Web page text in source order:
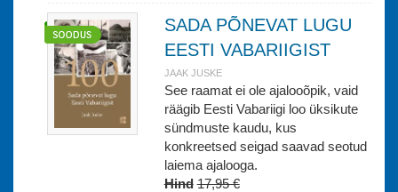
SADA PÕNEVAT LUGU
EESTI VABARIIGIST
JAAK JUSKE
See raamat ei ole ajalooõpik, vaid
räägib Eesti Vabariigi loo üksikute
sündmuste kaudu, kus
konkreetsed seigad saavad seotud
laiema ajalooga.
Hind 17,95 €